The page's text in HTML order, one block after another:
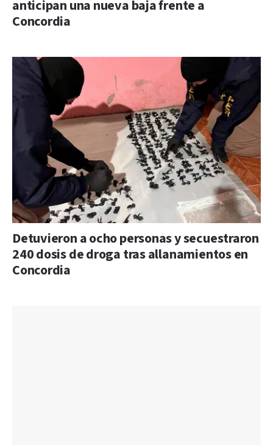
anticipan una nueva baja frente a
Concordia
Detuvieron a ocho personas y secuestraron
240 dosis de droga tras allanamientos en
Concordia